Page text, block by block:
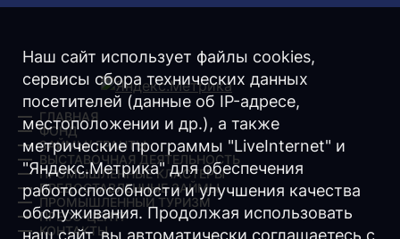
ГЛАВНАЯ
ФОНД
ЗАЙМЫ/ ГРАНТЫ
ВЫСТАВОЧНАЯ ДЕЯТЕЛЬНОСТЬ
ПРОМЫШЛЕННЫЕ КЛАСТЕРЫ
ПРЕДОСТАВЛЕННЫЕ ЗАЙМЫ
ПРОМЫШЛЕННЫЙ ТУРИЗМ
ПРЕСС-ЦЕНТР
КОНТАКТЫ
Наш сайт использует файлы cookies,
сервисы сбора технических данных
посетителей (данные об IP-адресе,
местоположении и др.), а также
метрические программы "LiveInternet" и
"Яндекс.Метрика" для обеспечения
работоспособности и улучшения качества
обслуживания. Продолжая использовать
наш сайт, вы автоматически соглашаетесь с